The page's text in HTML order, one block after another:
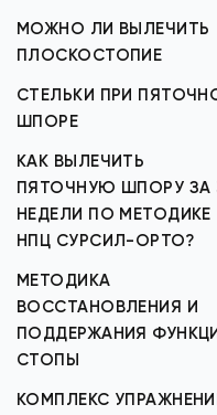
МОЖНО ЛИ ВЫЛЕЧИТЬ
ПЛОСКОСТОПИЕ
СТЕЛЬКИ ПРИ
ШПОРЕ
КАК ВЫЛЕЧИТЬ
ПЯТОЧНУЮ ШПОРУ ЗА
НЕДЕЛИ ПО МЕТОДИКЕ
НПЦ СУРСИЛ-ОРТО?
МЕТОДИКА
ВОССТАНОВЛЕНИЯ И
ПОДДЕРЖАНИЯ
СТОПЫ
КОМПЛЕКС